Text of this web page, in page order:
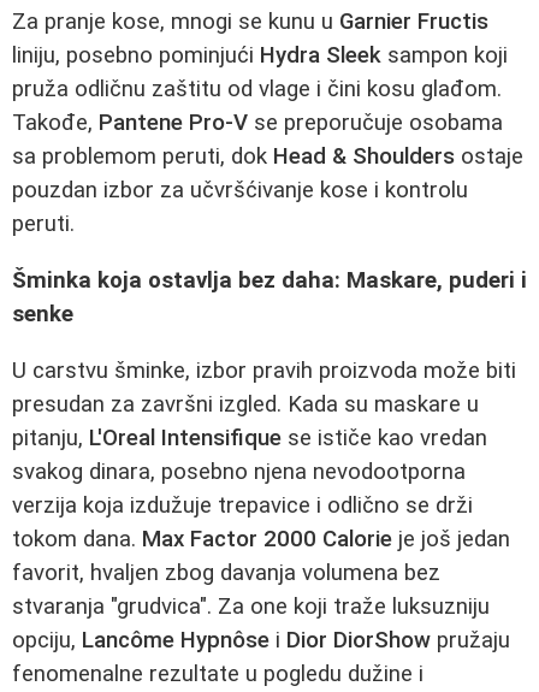
Za pranje kose, mnogi se kunu u Garnier Fructis
liniju, posebno pominjući Hydra Sleek sampon koji
pruža odličnu zaštitu od vlage i čini kosu glađom.
Takođe, Pantene Pro-V se preporučuje osobama
sa problemom peruti, dok Head & Shoulders ostaje
pouzdan izbor za učvršćivanje kose i kontrolu
peruti.
Šminka koja ostavlja bez daha: Maskare, puderi i
senke
U carstvu šminke, izbor pravih proizvoda može biti
presudan za završni izgled. Kada su maskare u
pitanju, L'Oreal Intensifique se ističe kao vredan
svakog dinara, posebno njena nevodootporna
verzija koja izdužuje trepavice i odlično se drži
tokom dana. Max Factor 2000 Calorie je još jedan
favorit, hvaljen zbog davanja volumena bez
stvaranja "grudvica". Za one koji traže luksuzniju
opciju, Lancôme Hypnôse i Dior DiorShow pružaju
fenomenalne rezultate u pogledu dužine i